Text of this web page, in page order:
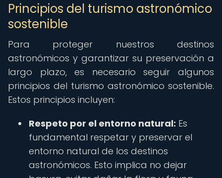
Principios del turismo astronómico
sostenible
Para proteger nuestros destinos
astronómicos y garantizar su preservación a
largo plazo, es necesario seguir algunos
principios del turismo astronómico sostenible.
Estos principios incluyen:
Respeto por el entorno natural: Es
fundamental respetar y preservar el
entorno natural de los destinos
astronómicos. Esto implica no dejar